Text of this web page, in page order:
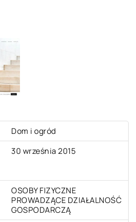
Dom i ogród
30 września 2015
OSOBY FIZYCZNE
PROWADZĄCE DZIAŁALNOŚĆ
GOSPODARCZĄ